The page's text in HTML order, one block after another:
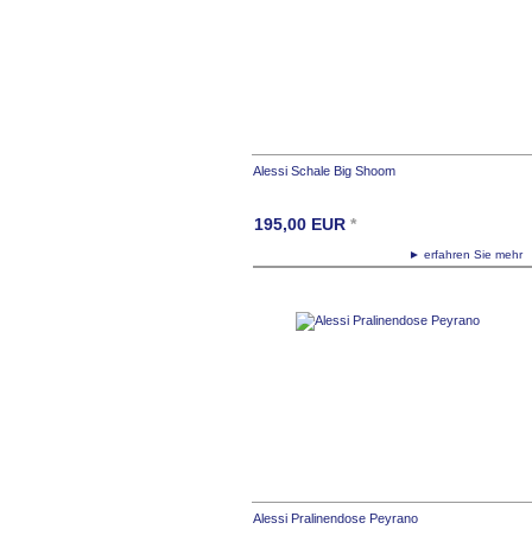
Alessi Schale Big Shoom
► erfahren Sie
195,00 EUR *
Alessi Pralinendose Peyrano